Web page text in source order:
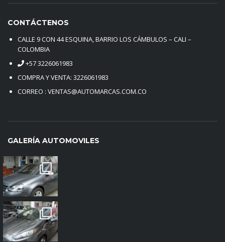
CONTÁCTENOS
CALLE 9 CON 44 ESQUINA, BARRIO LOS CÁMBULOS – CALI –
COLOMBIA
+57 3226061983
COMPRA Y VENTA: 3226061983
CORREO : VENTAS@AUTOMARCAS.COM.CO
GALERÍA AUTOMOVILES